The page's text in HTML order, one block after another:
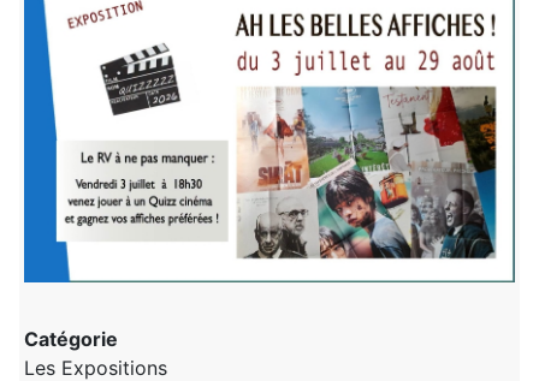
Catégorie
Les Expositions